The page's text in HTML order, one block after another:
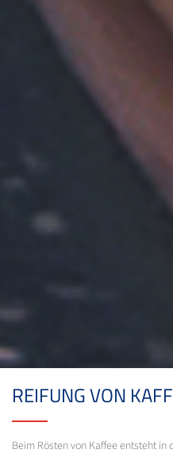
REIFUNG VON
Beim Rösten von Kaffee entsteht in